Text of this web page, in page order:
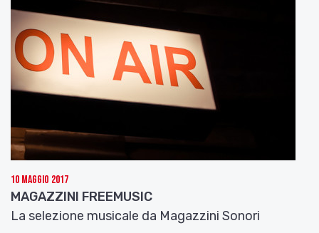
10 Maggio 2017
MAGAZZINI FREEMUSIC
La selezione musicale da Magazzini Sonori